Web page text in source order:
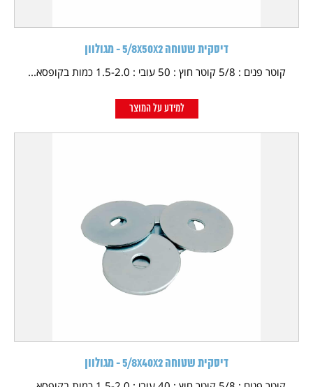
דיסקית שטוחה 5/8X50X2 - מגולוון
קוטר פנים : 5/8 קוטר חוץ : 50 עובי : 1.5-2.0 כמות בקופסא...
למידע על המוצר
דיסקית שטוחה 5/8X40X2 - מגולוון